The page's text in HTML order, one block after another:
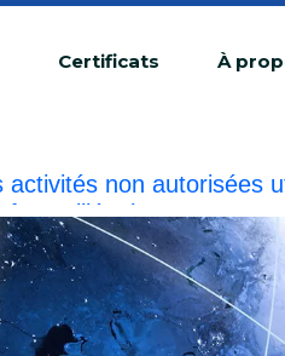
Certificats À